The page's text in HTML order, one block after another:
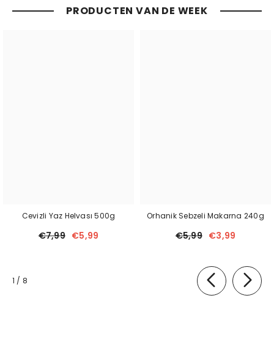
PRODUCTEN VAN DE WEEK
Cevizli Yaz Helvası 500g
€7,99 €5,99
Orhanik Sebzeli Makarna 240g
€5,99 €3,99
1 / van
8